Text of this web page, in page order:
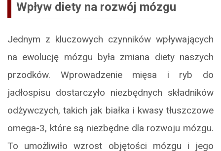
Wpływ diety na rozwój mózgu
Jednym z kluczowych czynników wpływających
na ewolucję mózgu była zmiana diety naszych
przodków. Wprowadzenie mięsa i ryb do
jadłospisu dostarczyło niezbędnych składników
odżywczych, takich jak białka i kwasy tłuszczowe
omega-3, które są niezbędne dla rozwoju mózgu.
To umożliwiło wzrost objętości mózgu i jego